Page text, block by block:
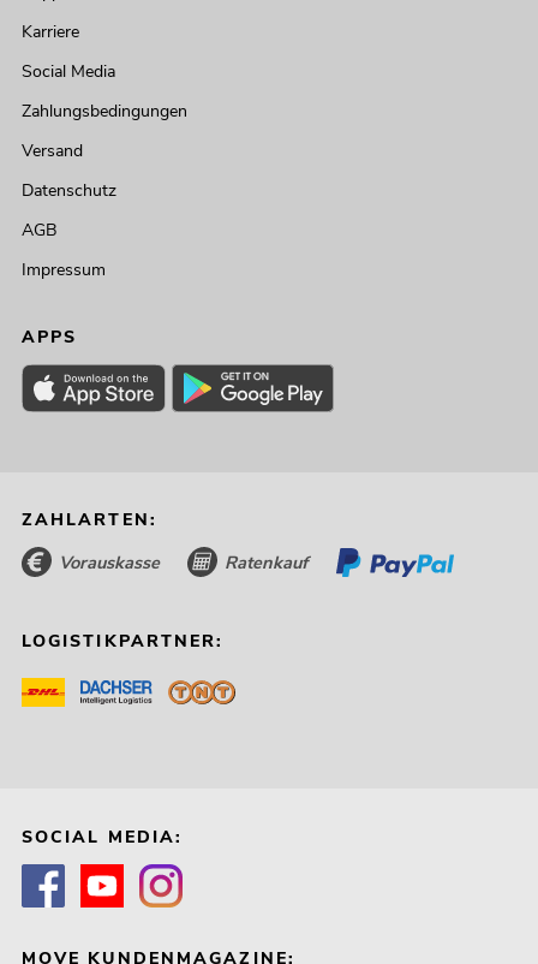
Karriere
Social Media
Zahlungsbedingungen
Versand
Datenschutz
AGB
Impressum
APPS
ZAHLARTEN:
Vorauskasse Ratenkauf
LOGISTIKPARTNER:
SOCIAL MEDIA:
MOVE KUNDENMAGAZINE: